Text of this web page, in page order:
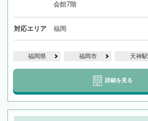
会館7階
対応エリア 福岡
福岡県 福岡市 天神駅
詳細を見る